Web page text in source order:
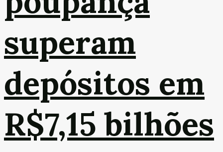
superam
depósitos em
R$7,15 bilhões